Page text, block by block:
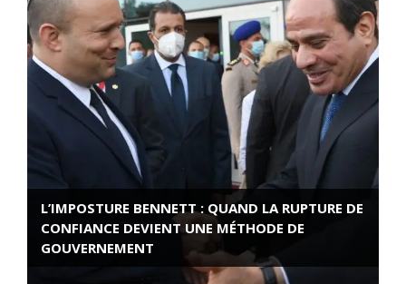
L’IMPOSTURE BENNETT : QUAND LA RUPTURE DE
CONFIANCE DEVIENT UNE MÉTHODE DE
GOUVERNEMENT